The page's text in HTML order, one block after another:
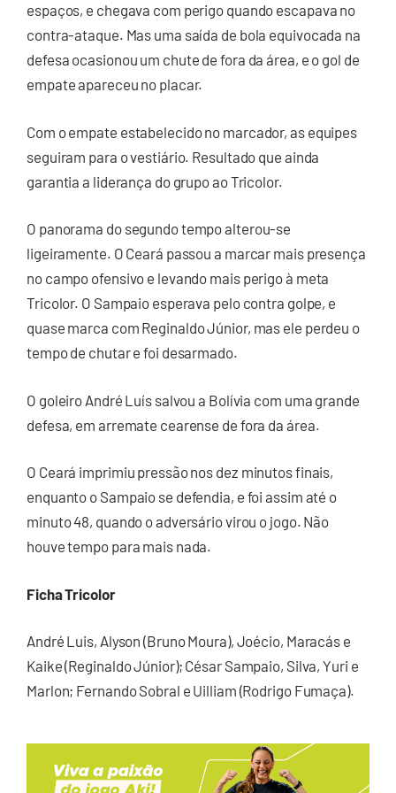
espaços, e chegava com perigo quando escapava no
contra-ataque. Mas uma saída de bola equivocada na
defesa ocasionou um chute de fora da área, e o gol de
empate apareceu no placar.
Com o empate estabelecido no marcador, as equipes
seguiram para o vestiário. Resultado que ainda
garantia a liderança do grupo ao Tricolor.
O panorama do segundo tempo alterou-se
ligeiramente. O Ceará passou a marcar mais presença
no campo ofensivo e levando mais perigo à meta
Tricolor. O Sampaio esperava pelo contra golpe, e
quase marca com Reginaldo Júnior, mas ele perdeu o
tempo de chutar e foi desarmado.
O goleiro André Luís salvou a Bolívia com uma grande
defesa, em arremate cearense de fora da área.
O Ceará imprimiu pressão nos dez minutos finais,
enquanto o Sampaio se defendia, e foi assim até o
minuto 48, quando o adversário virou o jogo. Não
houve tempo para mais nada.
Ficha Tricolor
André Luis, Alyson (Bruno Moura), Joécio, Maracás e
Kaike (Reginaldo Júnior); César Sampaio, Silva, Yuri e
Marlon; Fernando Sobral e Uilliam (Rodrigo Fumaça).